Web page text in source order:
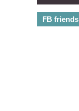
FB friends